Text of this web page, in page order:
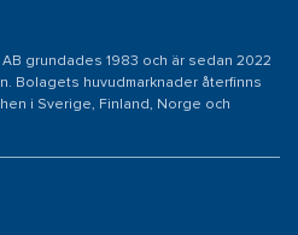
grundades 1983 och är sedan 2022
Bolagets huvudmarknader återfinns
i Sverige, Finland, Norge och